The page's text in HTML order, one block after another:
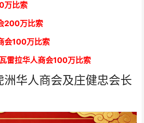
万比索
200万比索
会100万比索
雷拉华人商会100万比索
洲华人商会及庄健忠会长